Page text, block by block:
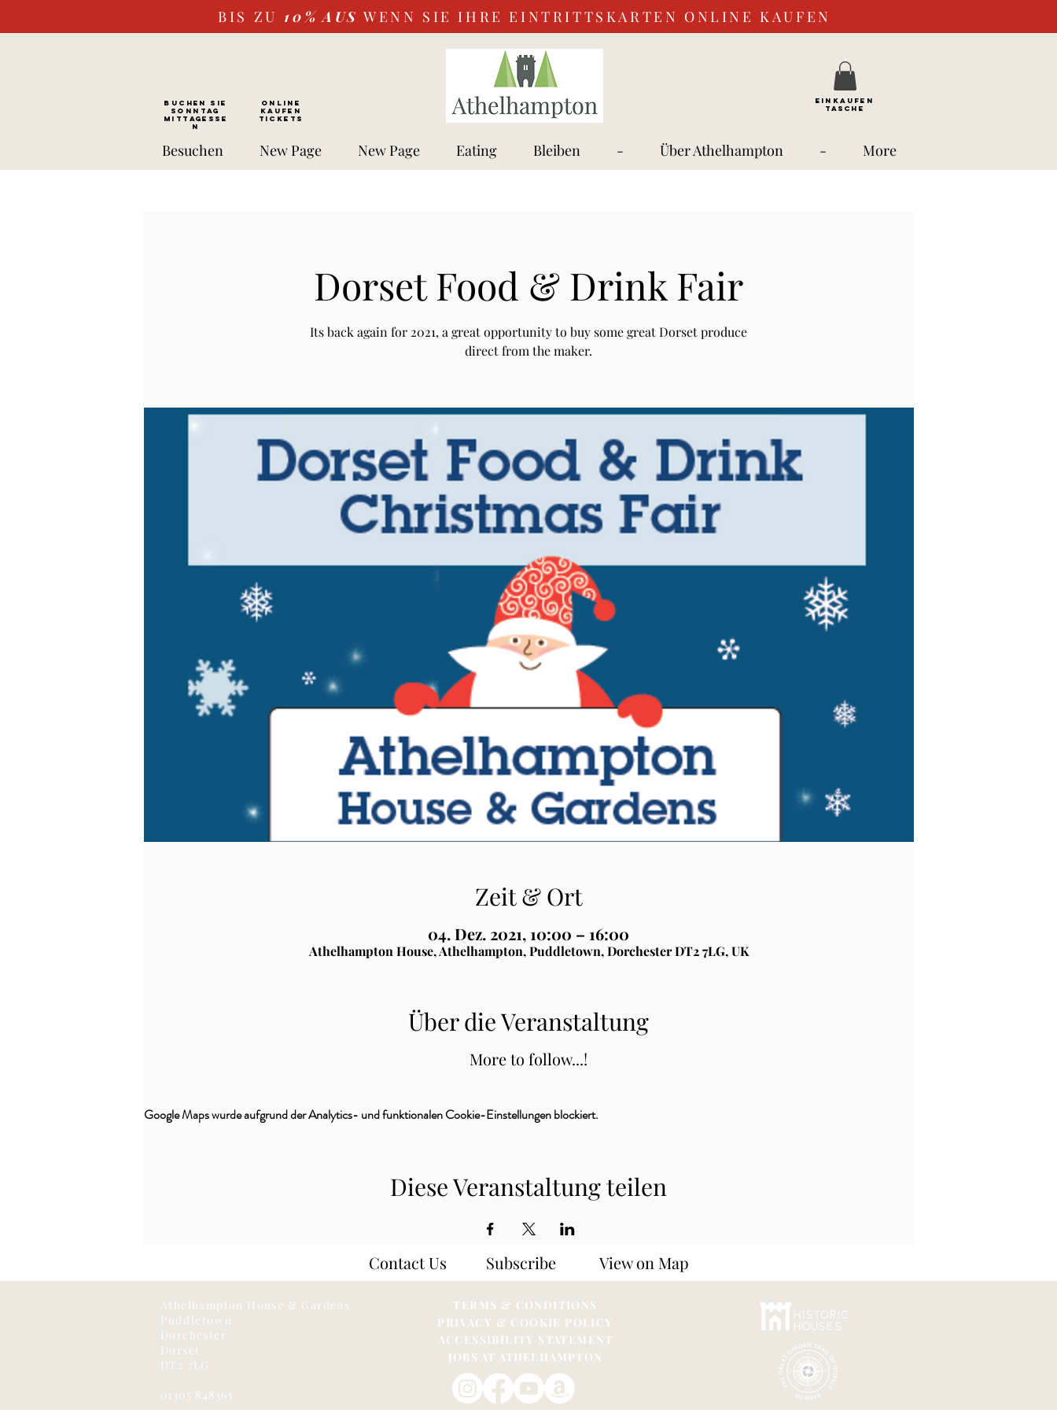
BIS ZU 10% AUS WENN SIE IHRE EINTRITTSKARTEN ONLINE KAUFEN
BUCHEN SIE
SONNTAG
Mittagesse
n
ONLINE
kaufen
Tickets
EINKAUFEN
TASCHE
Besuchen New Page New Page Eating Bleiben - Über Athelhampton - More
Dorset Food & Drink Fair
Its back again for 2021, a great opportunity to buy some great Dorset produce
direct from the maker.
Zeit & Ort
04. Dez. 2021, 10:00 – 16:00
Athelhampton House, Athelhampton, Puddletown, Dorchester DT2 7LG, UK
Über die Veranstaltung
More to follow...!
Google Maps wurde aufgrund der Analytics- und funktionalen Cookie-Einstellungen blockiert.
Diese Veranstaltung teilen
Contact Us Subscribe View on Map
Athelhampton House & Gardens
Puddletown
Dorchester
Dorset
DT2 7LG
01305 848363
TERMS & CONDITIONS
PRIVACY & COOKIE POLICY
ACCESSIBILITY STATEMENT
JOBS AT ATHELHAMPTON